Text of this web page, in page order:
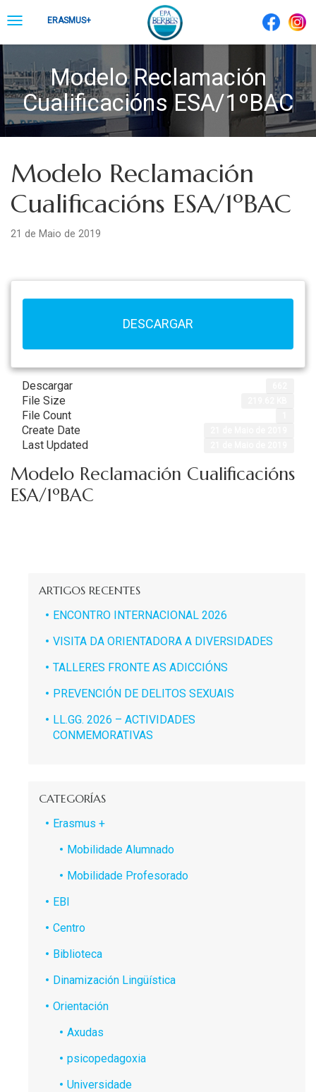
to ToggleERASMUS+
Modelo Reclamación
Cualificacións ESA/1ºBAC
Modelo Reclamación
Cualificacións ESA/1ºBAC
21 de Maio de 2019
DESCARGAR
Descargar
File Size
File Count
Create Date
Last Updated
Modelo Reclamación Cualificacións
ESA/1ºBAC
ARTIGOS RECENTES
ENCONTRO INTERNACIONAL 2026
VISITA DA ORIENTADORA A DIVERSIDADES
TALLERES FRONTE AS ADICCIÓNS
PREVENCIÓN DE DELITOS SEXUAIS
LL.GG. 2026 – ACTIVIDADES
CONMEMORATIVAS
CATEGORÍAS
Erasmus +
Mobilidade Alumnado
Mobilidade Profesorado
EBI
Centro
Biblioteca
Dinamización Lingüística
Orientación
Axudas
psicopedagoxia
Universidade